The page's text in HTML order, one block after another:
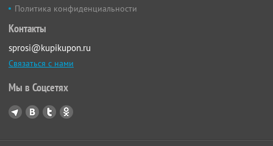
Политика конфиденциальности
Контакты
sprosi@kupikupon.ru
Связаться с нами
Мы в Соцсетях